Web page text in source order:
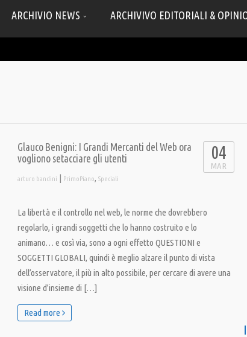
ARCHIVIO NEWS ARCHIVIVO EDITORIALI &
Glauco Benigni: I Grandi Mercanti del Web ora
vogliono setacciare gli utenti
arturo bandini | PrimoPiano, Speciali
04
MAR
La libertà e il controllo nel web, le norme che dovrebbero
regolarlo, i grandi soggetti che lo hanno costruito e lo
animano… e così via, sono a ogni effetto QUESTIONI e
SOGGETTI GLOBALI, quindi è meglio alzare il punto di vista
dell’osservatore, il più in alto possibile, per cercare di avere una
visione d’insieme di […]
Read more